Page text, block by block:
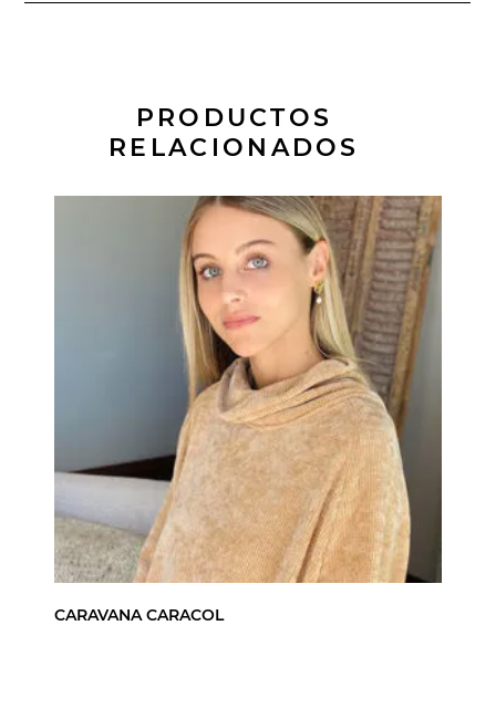
PRODUCTOS
RELACIONADOS
CARAVANA CARACOL